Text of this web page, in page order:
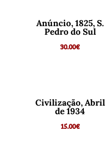
Anúncio, 1825, S.
Pedro do Sul
30.00€
Civilização, Abril
de 1934
15.00€